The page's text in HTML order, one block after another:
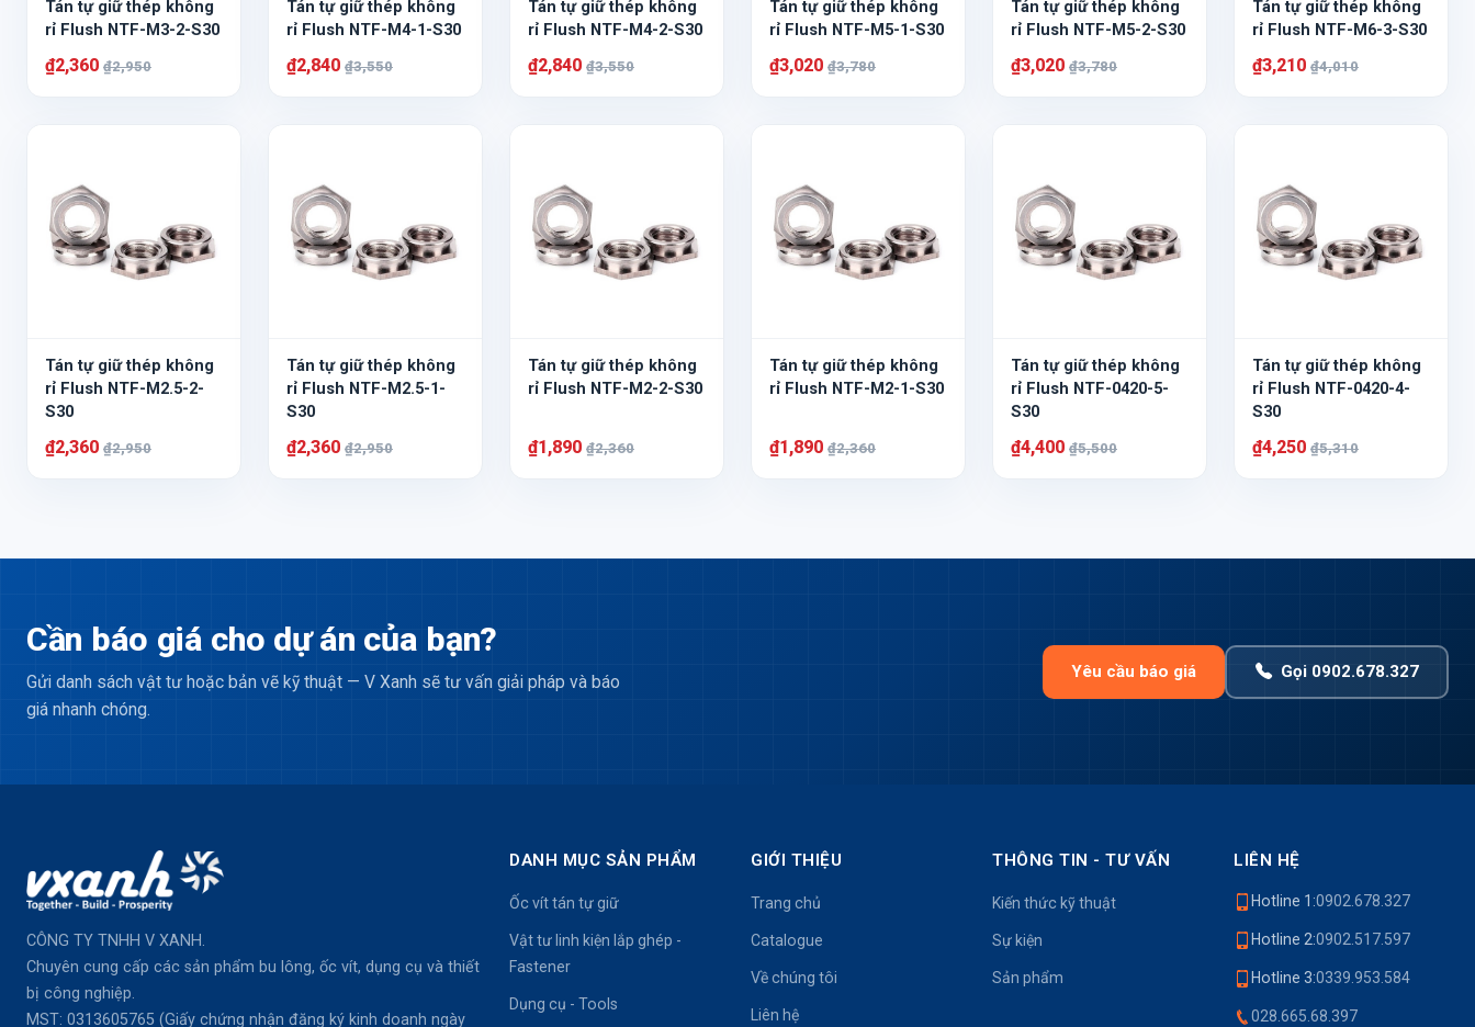
Tán tự giữ thép không
rỉ Flush NTF-M3-2-S30
₫2,360 ₫2,950
Tán tự giữ thép không
rỉ Flush NTF-M4-1-S30
₫2,840 ₫3,550
Tán tự giữ thép không
rỉ Flush NTF-M4-2-S30
₫2,840 ₫3,550
Tán tự giữ thép không
rỉ Flush NTF-M5-1-S30
₫3,020 ₫3,780
Tán tự giữ thép không
rỉ Flush NTF-M5-2-S30
₫3,020 ₫3,780
Tán tự giữ thép không
rỉ Flush NTF-M6-3-S30
₫3,210 ₫4,010
Tán tự giữ thép không
rỉ Flush NTF-M2.5-2-
S30
₫2,360 ₫2,950
Tán tự giữ thép không
rỉ Flush NTF-M2.5-1-
S30
₫2,360 ₫2,950
Tán tự giữ thép không
rỉ Flush NTF-M2-2-S30
₫1,890 ₫2,360
Tán tự giữ thép không
rỉ Flush NTF-M2-1-S30
₫1,890 ₫2,360
Tán tự giữ thép không
rỉ Flush NTF-0420-5-
S30
₫4,400 ₫5,500
Tán tự giữ thép không
rỉ Flush NTF-0420-4-
S30
₫4,250 ₫5,310
Cần báo giá cho dự án của bạn?
Gửi danh sách vật tư hoặc bản vẽ kỹ thuật — V Xanh sẽ tư vấn giải pháp và báo
giá nhanh chóng.
Yêu cầu báo giá Gọi 0902.678.327
CÔNG TY TNHH V XANH.
Chuyên cung cấp các sản phẩm bu lông, ốc vít, dụng cụ và thiết
bị công nghiệp.
MST: 0313605765 (Giấy chứng nhận đăng ký kinh doanh ngày
DANH MỤC SẢN PHẨM
Ốc vít tán tự giữ
Vật tư linh kiện lắp ghép -
Fastener
Dụng cụ - Tools
GIỚI THIỆU
Trang chủ
Catalogue
Về chúng tôi
Liên hệ
THÔNG TIN - TƯ VẤN
Kiến thức kỹ thuật
Sự kiện
Sản phẩm
LIÊN HỆ
Hotline 1:0902.678.327
Hotline 2:0902.517.597
Hotline 3:0339.953.584
028.665.68.397